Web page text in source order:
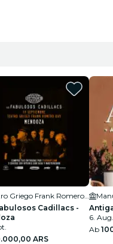
Cadillacs -
ARS
6.
Ab